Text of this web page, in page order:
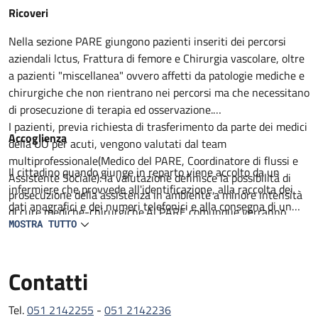
Descrizione
Ricoveri
Nella sezione PARE giungono pazienti inseriti dei percorsi
aziendali lctus, Frattura di femore e Chirurgia vascolare, oltre
a pazienti "miscellanea" ovvero affetti da patologie mediche e
chirurgiche che non rientrano nei percorsi ma che necessitano
di prosecuzione di terapia ed osservazione.
I pazienti, previa richiesta di trasferimento da parte dei medici
della UO per acuti, vengono valutati dal team
multiprofessionale(Medico del PARE, Coordinatore di flussi e
Assistente Sociale): la valutazione definisce la possibilità di
prosecuzione della assistenza in ambiente a minore intensità
di cure mediche-chirurgiche.Al PARE comunque verranno
proseguiti percorsi medico terapeutici non ancora completati,
All'ingresso del paziente al PARE il team, composto da
Fisiatra e /o Fisioterapista con il coinvolgimento del Caregiver
Accoglienza
Il cittadino quando giunge in reparto viene accolto da un
infermiere che provvede all'identificazione, alla raccolta dei
dati anagrafici e dei numeri telefonici e alla consegna di un
prestampato con informazioni utili. Il degente viene
clinica ed infermieristica dove viene delineato il percorso
diagnostico e terapeutico e raccolti il consenso per tutte le
procedure che lo richiedono.
MOSTRA TUTTO
Contatti
Tel.051 2142255 - 051 2142236